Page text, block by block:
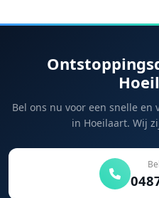
Bel ons nu voor een snelle
in Hoeilaart. Wij